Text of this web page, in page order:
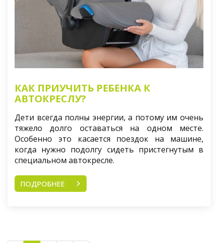
КАК ПРИУЧИТЬ РЕБЕНКА К
АВТОКРЕСЛУ?
Дети всегда полны энергии, а потому им очень
тяжело долго оставаться на одном месте.
Особенно это касается поездок на машине,
когда нужно подолгу сидеть пристегнутым в
специальном автокресле.
ПОДРОБНЕЕ